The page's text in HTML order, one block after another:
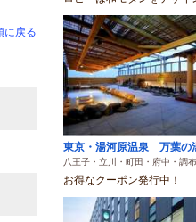
に戻る
東京・湯河原温泉 万葉の
八王子・立川・町田・府中・調布
お得なクーポン発行中！